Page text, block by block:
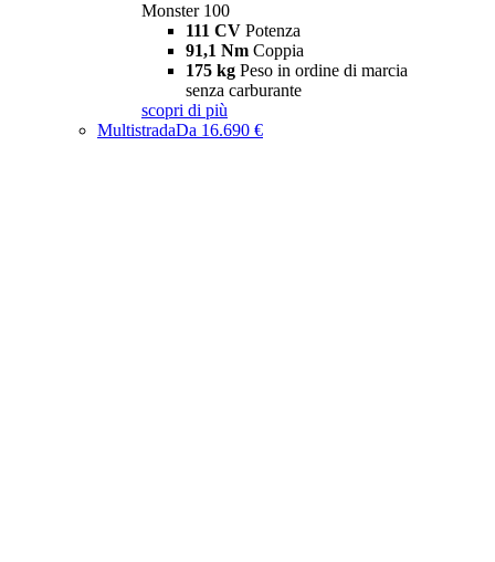
Monster 100
111 CV Potenza
91,1 Nm Coppia
175 kg Peso in ordine di marcia
senza carburante
scopri di più
MultistradaDa 16.690 €